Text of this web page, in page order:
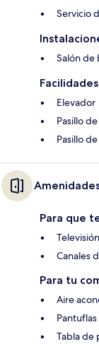
Servicio
Salón de
Elevador
Pasillo
Pasillo
Para que
Televisión
Canales
Para tu
Aire
Pantuflas
Tabla de